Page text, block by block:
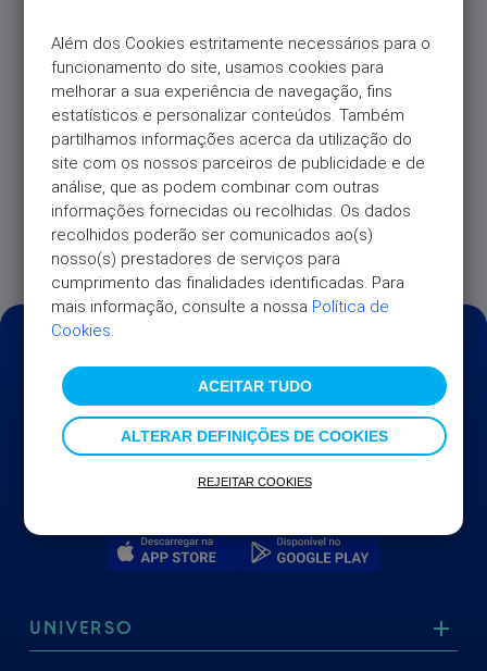
Além dos Cookies estritamente necessários para o
funcionamento do site, usamos cookies para
melhorar a sua experiência de navegação, fins
estatísticos e personalizar conteúdos. Também
partilhamos informações acerca da utilização do
site com os nossos parceiros de publicidade e de
análise, que as podem combinar com outras
informações fornecidas ou recolhidas. Os dados
recolhidos poderão ser comunicados ao(s)
nosso(s) prestadores de serviços para
cumprimento das finalidades identificadas. Para
mais informação, consulte a nossa Política de
Cookies.
ACEITAR TUDO
ALTERAR DEFINIÇÕES DE COOKIES
REJEITAR COOKIES
O cashback é atribuído em saldo Cartão
Continente, sem limite máximo de acumulação.
Se já tem um Cartão Professional, pode continuar a
utilizá-lo normalmente, mantendo todas as suas
A atribuição de novos Cartões Professional
encontra-se, atualmente, suspensa.
UNIVERSO